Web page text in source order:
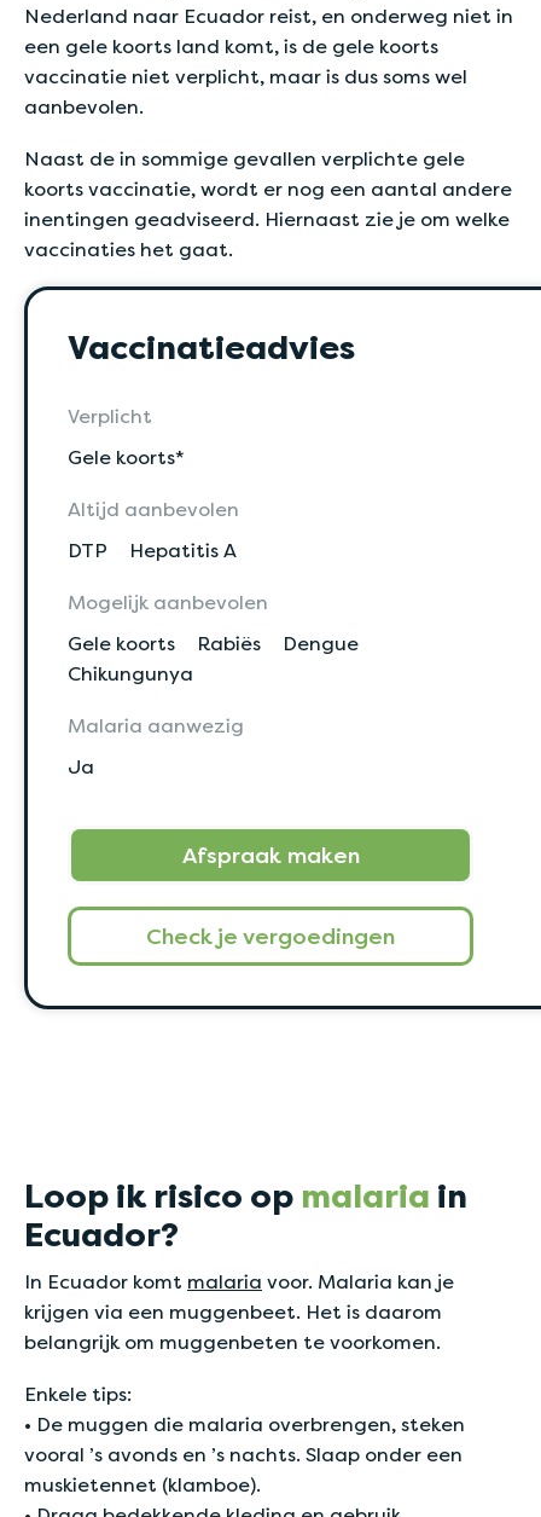
Nederland naar Ecuador reist, en onderweg niet in
een gele koorts land komt, is de gele koorts
vaccinatie niet verplicht, maar is dus soms wel
aanbevolen.
Naast de in sommige gevallen verplichte gele
koorts vaccinatie, wordt er nog een aantal andere
inentingen geadviseerd. Hiernaast zie je om welke
vaccinaties het gaat.
Vaccinatieadvies
Verplicht
Gele koorts*
Altijd aanbevolen
DTP
Hepatitis A
Mogelijk aanbevolen
Gele koorts
Rabiës
Dengue
Chikungunya
Malaria aanwezig
Ja
Afspraak maken
Check je vergoedingen
Loop ik risico op malaria in
Ecuador?
In Ecuador komt malaria voor. Malaria kan je
krijgen via een muggenbeet. Het is daarom
belangrijk om muggenbeten te voorkomen.
Enkele tips:
• De muggen die malaria overbrengen, steken
vooral ’s avonds en ’s nachts. Slaap onder een
muskietennet (klamboe).